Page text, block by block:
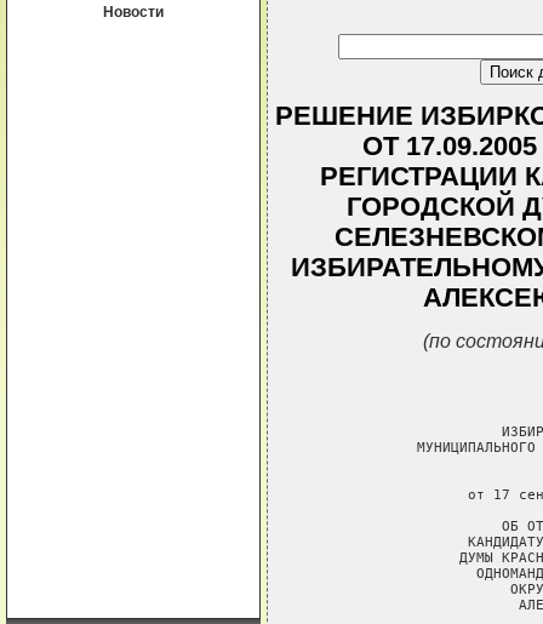
Новости
РЕШЕНИЕ
ОТ
РЕГИСТРАЦИИ
ГОРОДСКОЙ
(по
от 17
ОБ
ДУМЫ